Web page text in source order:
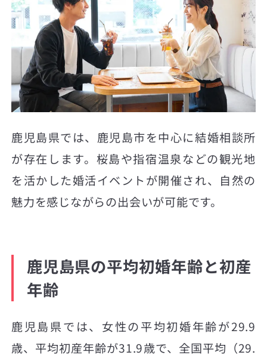
鹿児島県では、鹿児島市を中心に結婚相談所
が存在します。桜島や指宿温泉などの観光地
を活かした婚活イベントが開催され、自然の
魅力を感じながらの出会いが可能です。
鹿児島県の平均初婚年齢と初産
年齢
鹿児島県では、女性の平均初婚年齢が29.9
歳、平均初産年齢が31.9歳で、全国平均（29.